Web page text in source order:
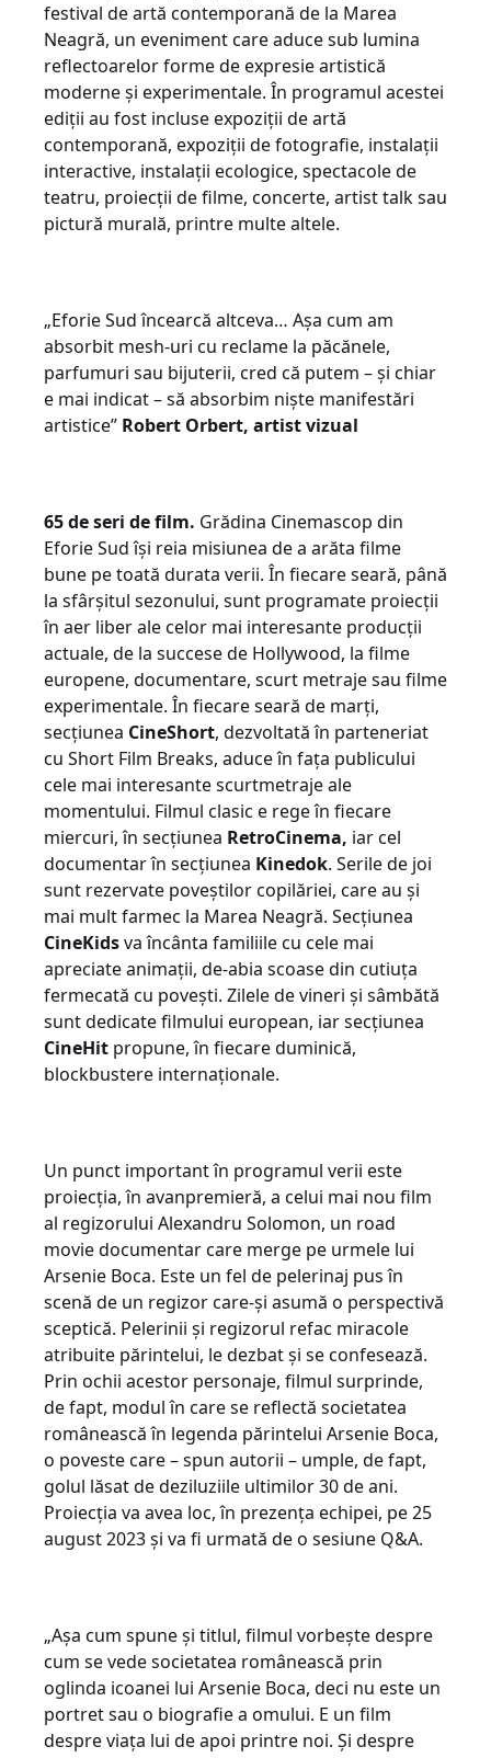
festival de artă contemporană de la Marea
Neagră, un eveniment care aduce sub lumina
reflectoarelor forme de expresie artistică
moderne și experimentale. În programul acestei
ediții au fost incluse expoziții de artă
contemporană, expoziții de fotografie, instalații
interactive, instalații ecologice, spectacole de
teatru, proiecții de filme, concerte, artist talk sau
pictură murală, printre multe altele.
„Eforie Sud încearcă altceva… Așa cum am
absorbit mesh-uri cu reclame la păcănele,
parfumuri sau bijuterii, cred că putem – și chiar
e mai indicat – să absorbim niște manifestări
artistice” Robert Orbert, artist vizual
65 de seri de film. Grădina Cinemascop din
Eforie Sud își reia misiunea de a arăta filme
bune pe toată durata verii. În fiecare seară, până
la sfârșitul sezonului, sunt programate proiecții
în aer liber ale celor mai interesante producții
actuale, de la succese de Hollywood, la filme
europene, documentare, scurt metraje sau filme
experimentale. În fiecare seară de marți,
secțiunea CineShort, dezvoltată în parteneriat
cu Short Film Breaks, aduce în fața publicului
cele mai interesante scurtmetraje ale
momentului. Filmul clasic e rege în fiecare
miercuri, în secțiunea RetroCinema, iar cel
documentar în secțiunea Kinedok. Serile de joi
sunt rezervate poveștilor copilăriei, care au și
mai mult farmec la Marea Neagră. Secțiunea
CineKidsva încânta familiile cu cele mai
apreciate animații, de-abia scoase din cutiuța
fermecată cu povești. Zilele de vineri și sâmbătă
sunt dedicate filmului european, iar secțiunea
CineHit propune, în fiecare duminică,
blockbustere internaționale.
Un punct important în programul verii este
proiecția, în avanpremieră, a celui mai nou film
al regizorului Alexandru Solomon, un road
movie documentar care merge pe urmele lui
Arsenie Boca. Este un fel de pelerinaj pus în
scenă de un regizor care-și asumă o perspectivă
sceptică. Pelerinii și regizorul refac miracole
atribuite părintelui, le dezbat și se confesează.
Prin ochii acestor personaje, filmul surprinde,
de fapt, modul în care se reflectă societatea
românească în legenda părintelui Arsenie Boca,
o poveste care – spun autorii – umple, de fapt,
golul lăsat de deziluziile ultimilor 30 de ani.
Proiecția va avea loc, în prezența echipei, pe 25
august 2023 și va fi urmată de o sesiune Q&A.
„Așa cum spune și titlul, filmul vorbește despre
cum se vede societatea românească prin
oglinda icoanei lui Arsenie Boca, deci nu este un
portret sau o biografie a omului. E un film
despre viața lui de apoi printre noi. Și despre